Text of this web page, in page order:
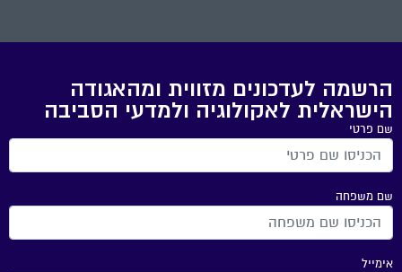
הרשמה לעדכונים מזווית ומהאגודה
הישראלית לאקולוגיה ולמדעי הסביבה
שם פרטי
שם משפחה
אימייל